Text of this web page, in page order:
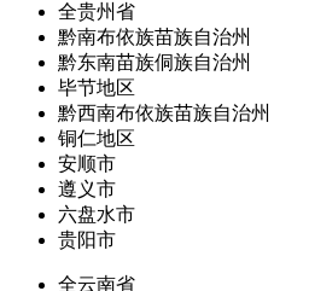
全贵州省
黔南布依族苗族自治州
黔东南苗族侗族自治州
毕节地区
黔西南布依族苗族自治州
铜仁地区
安顺市
遵义市
六盘水市
贵阳市
全云南省